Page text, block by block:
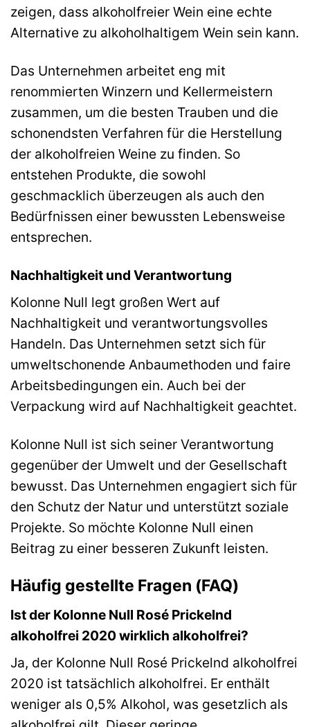
zeigen, dass alkoholfreier Wein eine echte
Alternative zu alkoholhaltigem Wein sein kann.
Das Unternehmen arbeitet eng mit
renommierten Winzern und Kellermeistern
zusammen, um die besten Trauben und die
schonendsten Verfahren für die Herstellung
der alkoholfreien Weine zu finden. So
entstehen Produkte, die sowohl
geschmacklich überzeugen als auch den
Bedürfnissen einer bewussten Lebensweise
entsprechen.
Nachhaltigkeit und Verantwortung
Kolonne Null legt großen Wert auf
Nachhaltigkeit und verantwortungsvolles
Handeln. Das Unternehmen setzt sich für
umweltschonende Anbaumethoden und faire
Arbeitsbedingungen ein. Auch bei der
Verpackung wird auf Nachhaltigkeit geachtet.
Kolonne Null ist sich seiner Verantwortung
gegenüber der Umwelt und der Gesellschaft
bewusst. Das Unternehmen engagiert sich für
den Schutz der Natur und unterstützt soziale
Projekte. So möchte Kolonne Null einen
Beitrag zu einer besseren Zukunft leisten.
Häufig gestellte Fragen (FAQ)
Ist der Kolonne Null Rosé Prickelnd
alkoholfrei 2020 wirklich alkoholfrei?
Ja, der Kolonne Null Rosé Prickelnd alkoholfrei
2020 ist tatsächlich alkoholfrei. Er enthält
weniger als 0,5% Alkohol, was gesetzlich als